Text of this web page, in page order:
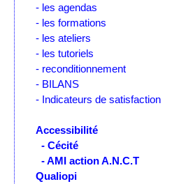
- les agendas
- les formations
- les ateliers
- les tutoriels
- reconditionnement
- BILANS
- Indicateurs de satisfaction
Accessibilité
- Cécité
- AMI action A.N.C.T
Qualiopi